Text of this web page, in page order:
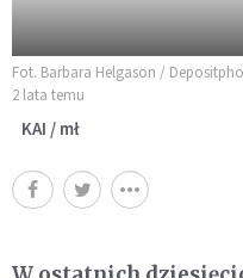
Fot. Barbara Helgason /
2 lata temu
KAI / mł